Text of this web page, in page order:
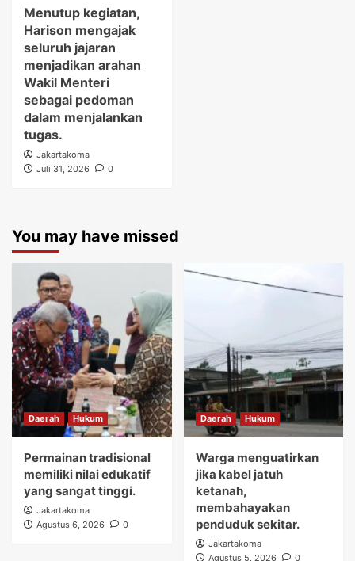
Menutup kegiatan,
Harison mengajak
seluruh jajaran
menjadikan arahan
Wakil Menteri
sebagai pedoman
dalam menjalankan
tugas.
Jakartakoma
Juli 31, 2026
0
You may have missed
Daerah Hukum
Permainan tradisional
memiliki nilai edukatif
yang sangat tinggi.
Jakartakoma
Agustus 6, 2026
0
Daerah Hukum
Warga menguatirkan
jika kabel jatuh
ketanah,
membahayakan
penduduk sekitar.
Jakartakoma
Agustus 5, 2026
0